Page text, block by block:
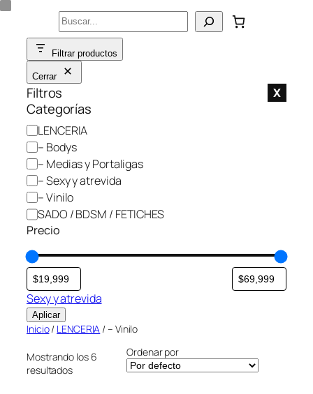
Saltar
contenido
Buscar
Filtrar productos
Cerrar
Filtros X
Categorías
C
a
t
e
g
o
r
í
a
LENCERIA
– Bodys
– Medias y Portaligas
– Sexy y atrevida
– Vinilo
SADO / BDSM / FETICHES
Precio
Sexy y atrevida
Aplicar
Inicio/ LENCERIA / – Vinilo
Mostrando los 6
resultados
Ordenar por